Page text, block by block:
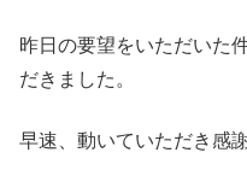
昨日の要望をいただいた
だきました。
早速、動いていただき感謝